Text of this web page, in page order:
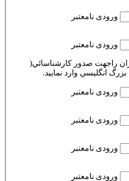
ورودی نامعتبر
ورودی نامعتبر
راجهت صدور كارشناسائي(
ورودی نامعتبر
ورودی نامعتبر
ورودی نامعتبر
ورودی نامعتبر